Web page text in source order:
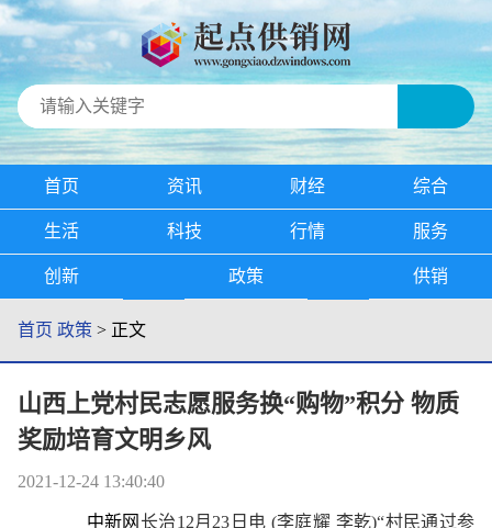
首页 资讯 财经 综合
生活 科技 行情 服务
创新 政策 供销
首页 政策 > 正文
山西上党村民志愿服务换“购物”积分 物质
奖励培育文明乡风
2021-12-24 13:40:40
中新网 长治12月23日电 (李庭耀 李乾)“村民通过参